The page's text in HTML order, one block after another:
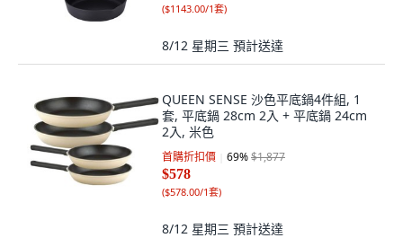
($1143.00/1套)
8/12 星期三 預計送達
QUEEN SENSE 沙色平底鍋4件組, 1
套, 平底鍋 28cm 2入 + 平底鍋 24cm
2入, 米色
首購折扣價 69%$1,877
$578
($578.00/1套)
8/12 星期三 預計送達